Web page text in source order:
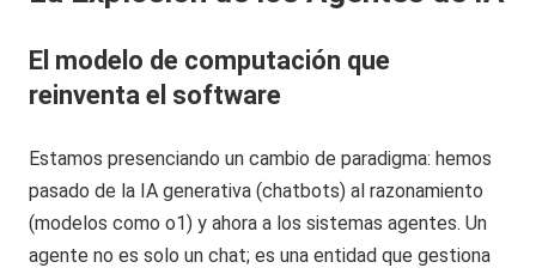
El modelo de computación que
reinventa el software
Estamos presenciando un cambio de paradigma: hemos
pasado de la IA generativa (chatbots) al razonamiento
(modelos como o1) y ahora a los sistemas agentes. Un
agente no es solo un chat; es una entidad que gestiona